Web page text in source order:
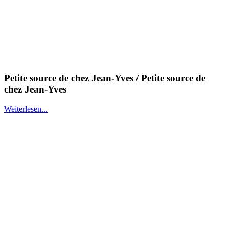
Petite source de chez Jean-Yves / Petite source de
chez Jean-Yves
Weiterlesen...